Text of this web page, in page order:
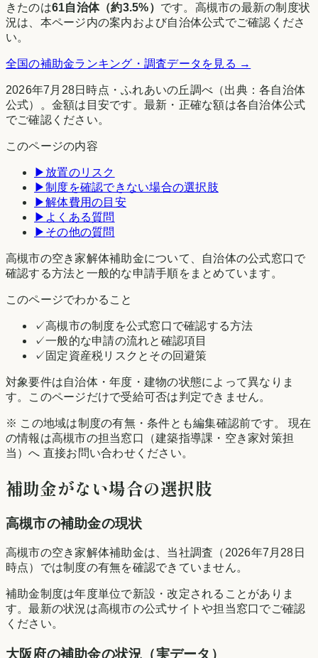
きたのは61自治体（約3.5%） です。 高槻市の最新の制度状
況は、本ページ内の案内および自治体公式でご確認くださ
い。
全国の補助金ランキング・調査データを見る →
2026年7月28日時点 ・ふれあいの丘調べ （出典：各自治体
公式）。金額は目安です。最新・正確な額は各自治体公式
でご確認ください。
このページの内容
▶ 放置のリスク
▶制度を確認できない場合の選択肢
▶解体費用の目安
▶ よくある質問
▶ その他の質問
高槻市の空き家解体補助金について、自治体の公式窓口で
確認する方法と一般的な申請手順をまとめています。
このページでわかること
✓高槻市の制度を公式窓口で確認する方法
✓一般的な申請の流れと確認項目
✓ 固定資産税リスクとその回避策
対象要件は自治体・年度・建物の状態によって異なりま
す。このページだけで受給可否は判定できません。
※ この地域は制度の有無・条件とも編集確認前です。 現在
の情報は高槻市の担当窓口（建築指導課・空き家対策担
当）へ 直接お問い合わせください。
補助金がない場合の選択肢
高槻市の補助金の現状
高槻市の空き家解体補助金は、当社調査（2026年7月28日
時点）では制度の有無を確認できていません。
補助金制度は年度単位で新設・改定されることがありま
す。最新の状況は高槻市の公式サイトや担当窓口でご確認
ください。
大阪府の補助金の状況（実データ）